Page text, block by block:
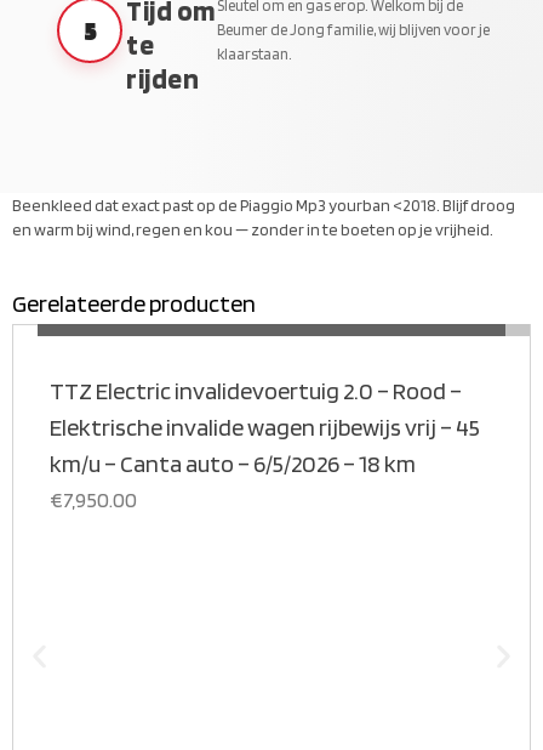
5
Tijd om
te
rijden
Sleutel om en gas erop. Welkom bij de
Beumer de Jong familie, wij blijven voor je
klaarstaan.
Beenkleed dat exact past op de Piaggio Mp3 yourban <2018. Blijf droog
en warm bij wind, regen en kou — zonder in te boeten op je vrijheid.
Gerelateerde productenMEER INFORMATIE
TTZ Electric invalidevoertuig 2.0 – Rood –
Elektrische invalide wagen rijbewijs vrij – 45
km/u – Canta auto – 6/5/2026 – 18 km
€7,950.00